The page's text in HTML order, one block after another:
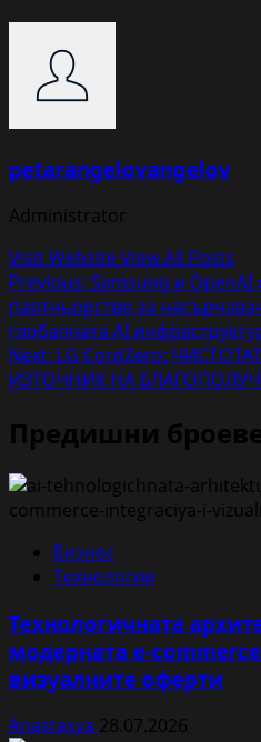
petarangelovangelov
Administrator
Visit WebsiteView All Posts
Post
navigation
Previous: Samsung и OpenAI
партньорство за
глобалната AI
Next: LG CordZero:
ИЗТОЧНИК НА
Предишни
Бизнес
Технологии
Технологичната
модерната e-
визуалните оферти
Anastasya 28.07.2026